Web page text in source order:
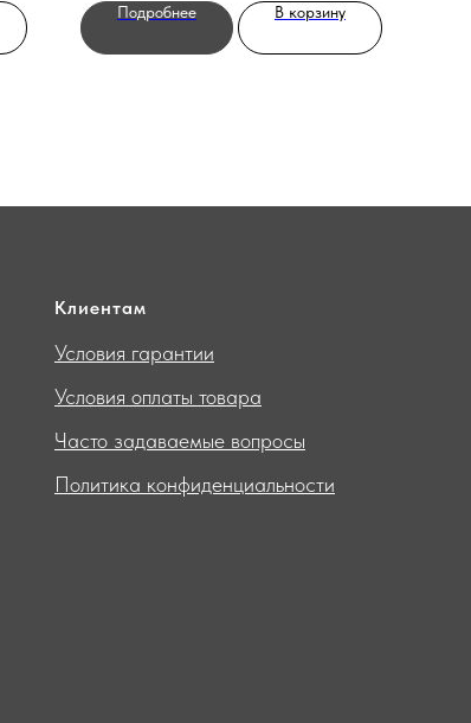
Подробнее В корзину
Клиентам
Условия гарантии
Условия оплаты товара
Часто задаваемые вопросы
Политика конфиденциальности